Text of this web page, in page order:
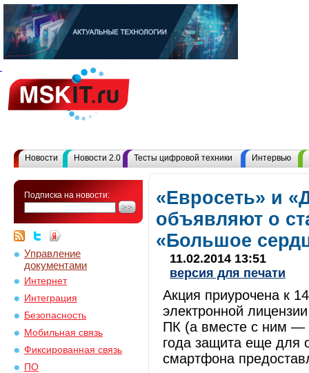
Новости Новости 2.0 Тесты цифровой техники Интервью
Подписка на новости:
Управление
документами
Интернет
Интеграция
Безопасность
Мобильная связь
Фиксированная связь
ПО
«Евросеть» и
объявляют о
«Большое
11.02.2014 13:51
версия для печати
Акция приурочена к
электронной
ПК (а вместе с ним —
года защита еще для
смартфона